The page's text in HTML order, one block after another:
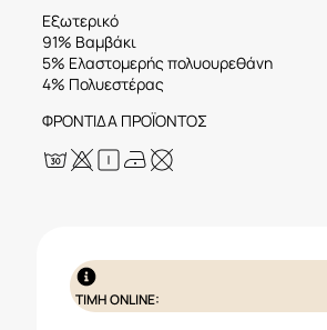
Εξωτερικό
91% Βαμβάκι
5% Ελαστομερής πολυουρεθάνη
4% Πολυεστέρας
ΦΡΟΝΤΙΔΑ ΠΡΟΪΟΝΤΟΣ
ΤΙΜΗ ONLINE: